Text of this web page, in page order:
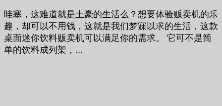
哇塞，这难道就是土豪的生活么？想要体验贩卖机的乐
趣，却可以不用钱，这就是我们梦寐以求的生活，这款
桌面迷你饮料贩卖机可以满足你的需求。 它可不是简
单的饮料成列架，...